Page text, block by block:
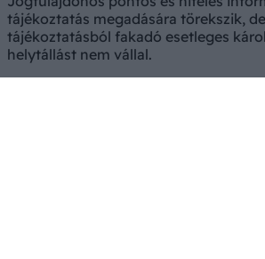
tájékoztatás megadására törekszik,
tájékoztatásból fakadó esetleges
helytállást nem vállal.